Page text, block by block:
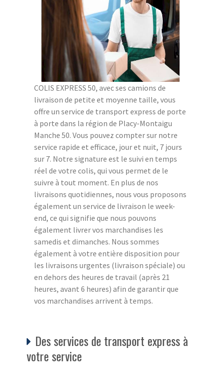
COLIS EXPRESS 50, avec ses camions de
livraison de petite et moyenne taille, vous
offre un service de transport express de porte
à porte dans la région de Placy-Montaigu
Manche 50. Vous pouvez compter sur notre
service rapide et efficace, jour et nuit, 7 jours
sur 7. Notre signature est le suivi en temps
réel de votre colis, qui vous permet de le
suivre à tout moment. En plus de nos
livraisons quotidiennes, nous vous proposons
également un service de livraison le week-
end, ce qui signifie que nous pouvons
également livrer vos marchandises les
samedis et dimanches. Nous sommes
également à votre entière disposition pour
les livraisons urgentes (livraison spéciale) ou
en dehors des heures de travail (après 21
heures, avant 6 heures) afin de garantir que
vos marchandises arrivent à temps.
Des services de transport express à
votre service